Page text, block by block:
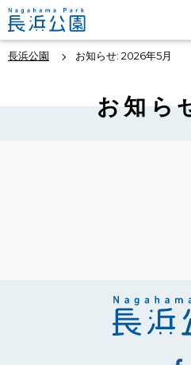
長浜公園 お知らせ: 2026年5月
お知ら